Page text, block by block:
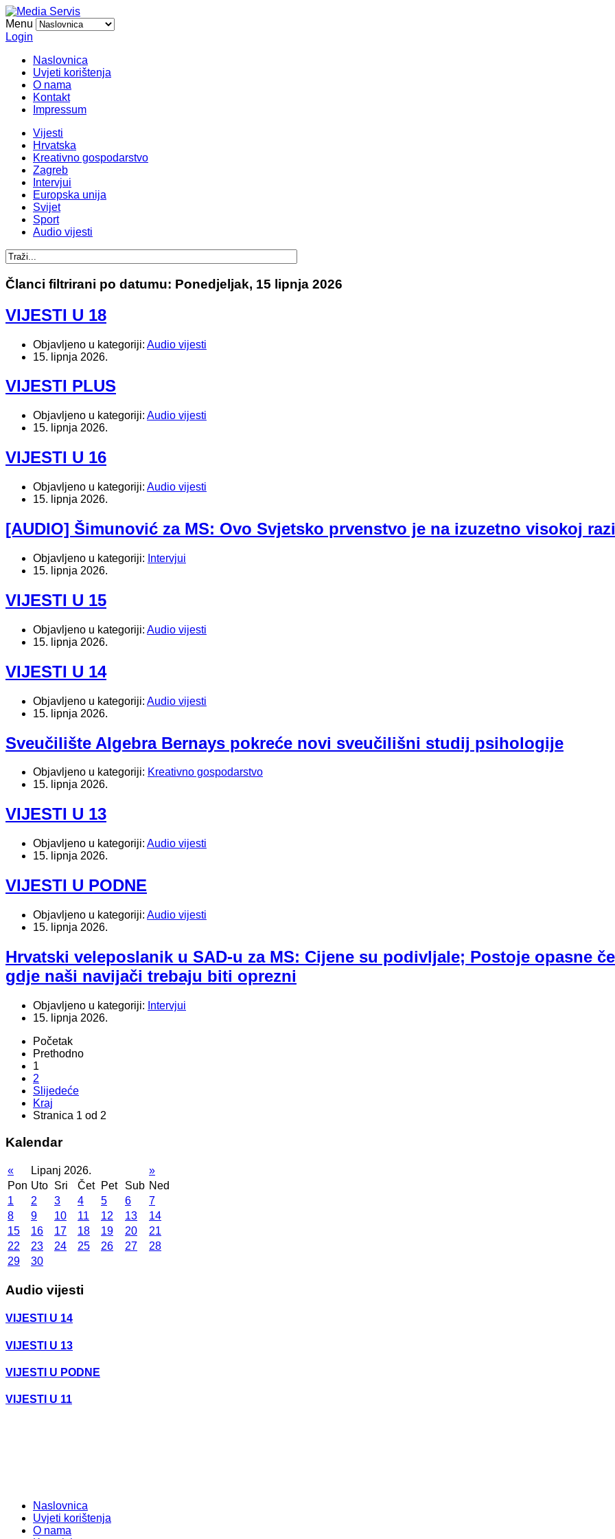
Menu
Login
Naslovnica
Uvjeti korištenja
O nama
Kontakt
Impressum
Vijesti
Hrvatska
Kreativno gospodarstvo
Zagreb
Intervjui
Europska unija
Svijet
Sport
Audio vijesti
Članci filtrirani po datumu: Ponedjeljak, 15 lipnja 2026
VIJESTI U 18
Objavljeno u kategoriji: Audio vijesti
15. lipnja 2026.
VIJESTI PLUS
Objavljeno u kategoriji: Audio vijesti
15. lipnja 2026.
VIJESTI U 16
Objavljeno u kategoriji: Audio vijesti
15. lipnja 2026.
[AUDIO] Šimunović za MS: Ovo Svjetsko prvenstvo je na izuzetno visokoj
Objavljeno u kategoriji: Intervjui
15. lipnja 2026.
VIJESTI U 15
Objavljeno u kategoriji: Audio vijesti
15. lipnja 2026.
VIJESTI U 14
Objavljeno u kategoriji: Audio vijesti
15. lipnja 2026.
Sveučilište Algebra Bernays pokreće novi sveučilišni studij psihologije
Objavljeno u kategoriji: Kreativno gospodarstvo
15. lipnja 2026.
VIJESTI U 13
Objavljeno u kategoriji: Audio vijesti
15. lipnja 2026.
VIJESTI U PODNE
Objavljeno u kategoriji: Audio vijesti
15. lipnja 2026.
Hrvatski veleposlanik u SAD-u za MS: Cijene su podivljale; Postoje opasne
gdje naši navijači trebaju biti oprezni
Objavljeno u kategoriji: Intervjui
15. lipnja 2026.
Početak
Prethodno
1
2
Slijedeće
Kraj
Stranica 1 od 2
Kalendar
« Lipanj 2026.
»
Pon Uto Sri Čet Pet Sub Ned
1
2 3 4 5 6
7
8
9 10 11 12 13
14
15
16 17 18 19 20
21
22
23 24 25 26 27
28
29
30
Audio vijesti
VIJESTI U 14
VIJESTI U 13
VIJESTI U PODNE
VIJESTI U 11
Naslovnica
Uvjeti korištenja
O nama